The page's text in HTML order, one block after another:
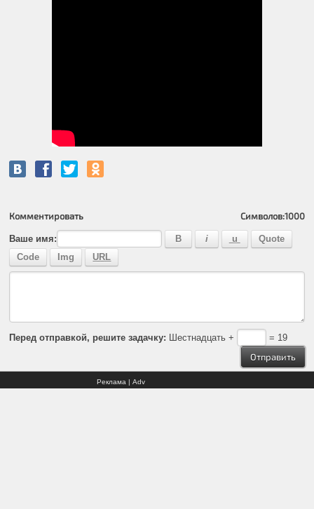
Комментировать Символов:1000
Ваше имя:
Перед отправкой, решите задачку: Шестнадцать + = 19
Реклама | Adv